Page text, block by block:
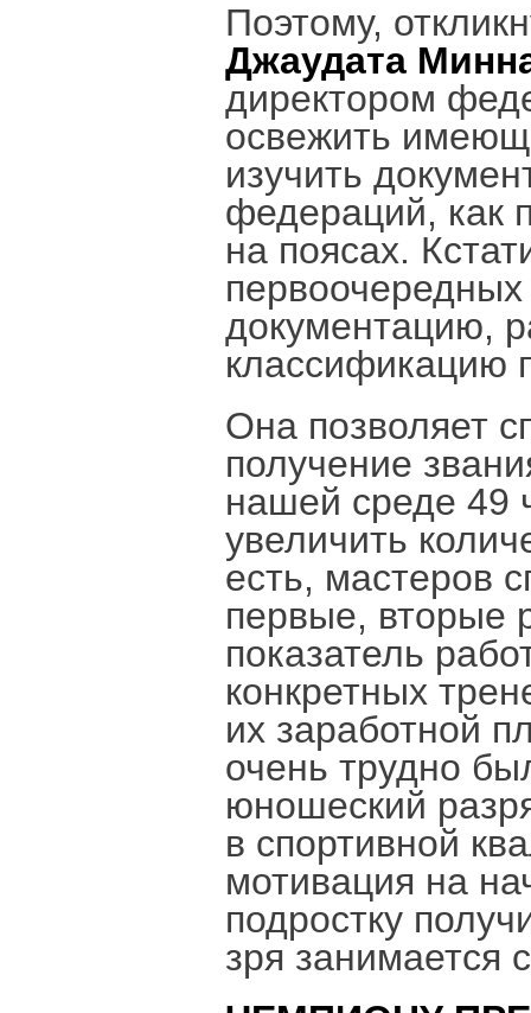
Поэтому,
Джаудата
директором
освежить
изучить
федераций, как
на поясах.
документацию,
классификацию
Она позволяет
получение
нашей среде 49
увеличить
есть, мастеров
первые, вторые
показатель
конкретных
их заработной
очень трудно
юношеский
в спортивной
мотивация на
подростку
зря занимается